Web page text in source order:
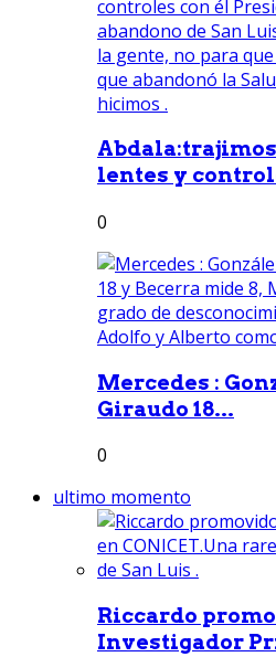
lentes y
0
Mercedes :
Giraudo 18...
0
ultimo momento
Riccardo
Investigador